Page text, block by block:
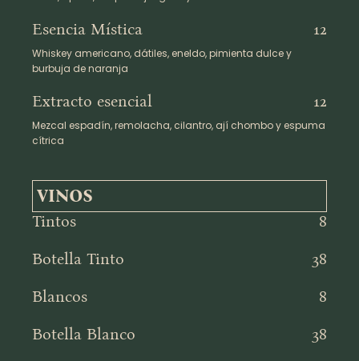
Esencia Mística 12
Whiskey americano, dátiles, eneldo, pimienta dulce y
burbuja de naranja
Extracto esencial 12
Mezcal espadín, remolacha, cilantro, ají chombo y espuma
cítrica
VINOS
Tintos
8
Botella Tinto
38
Blancos
8
Botella Blanco
38